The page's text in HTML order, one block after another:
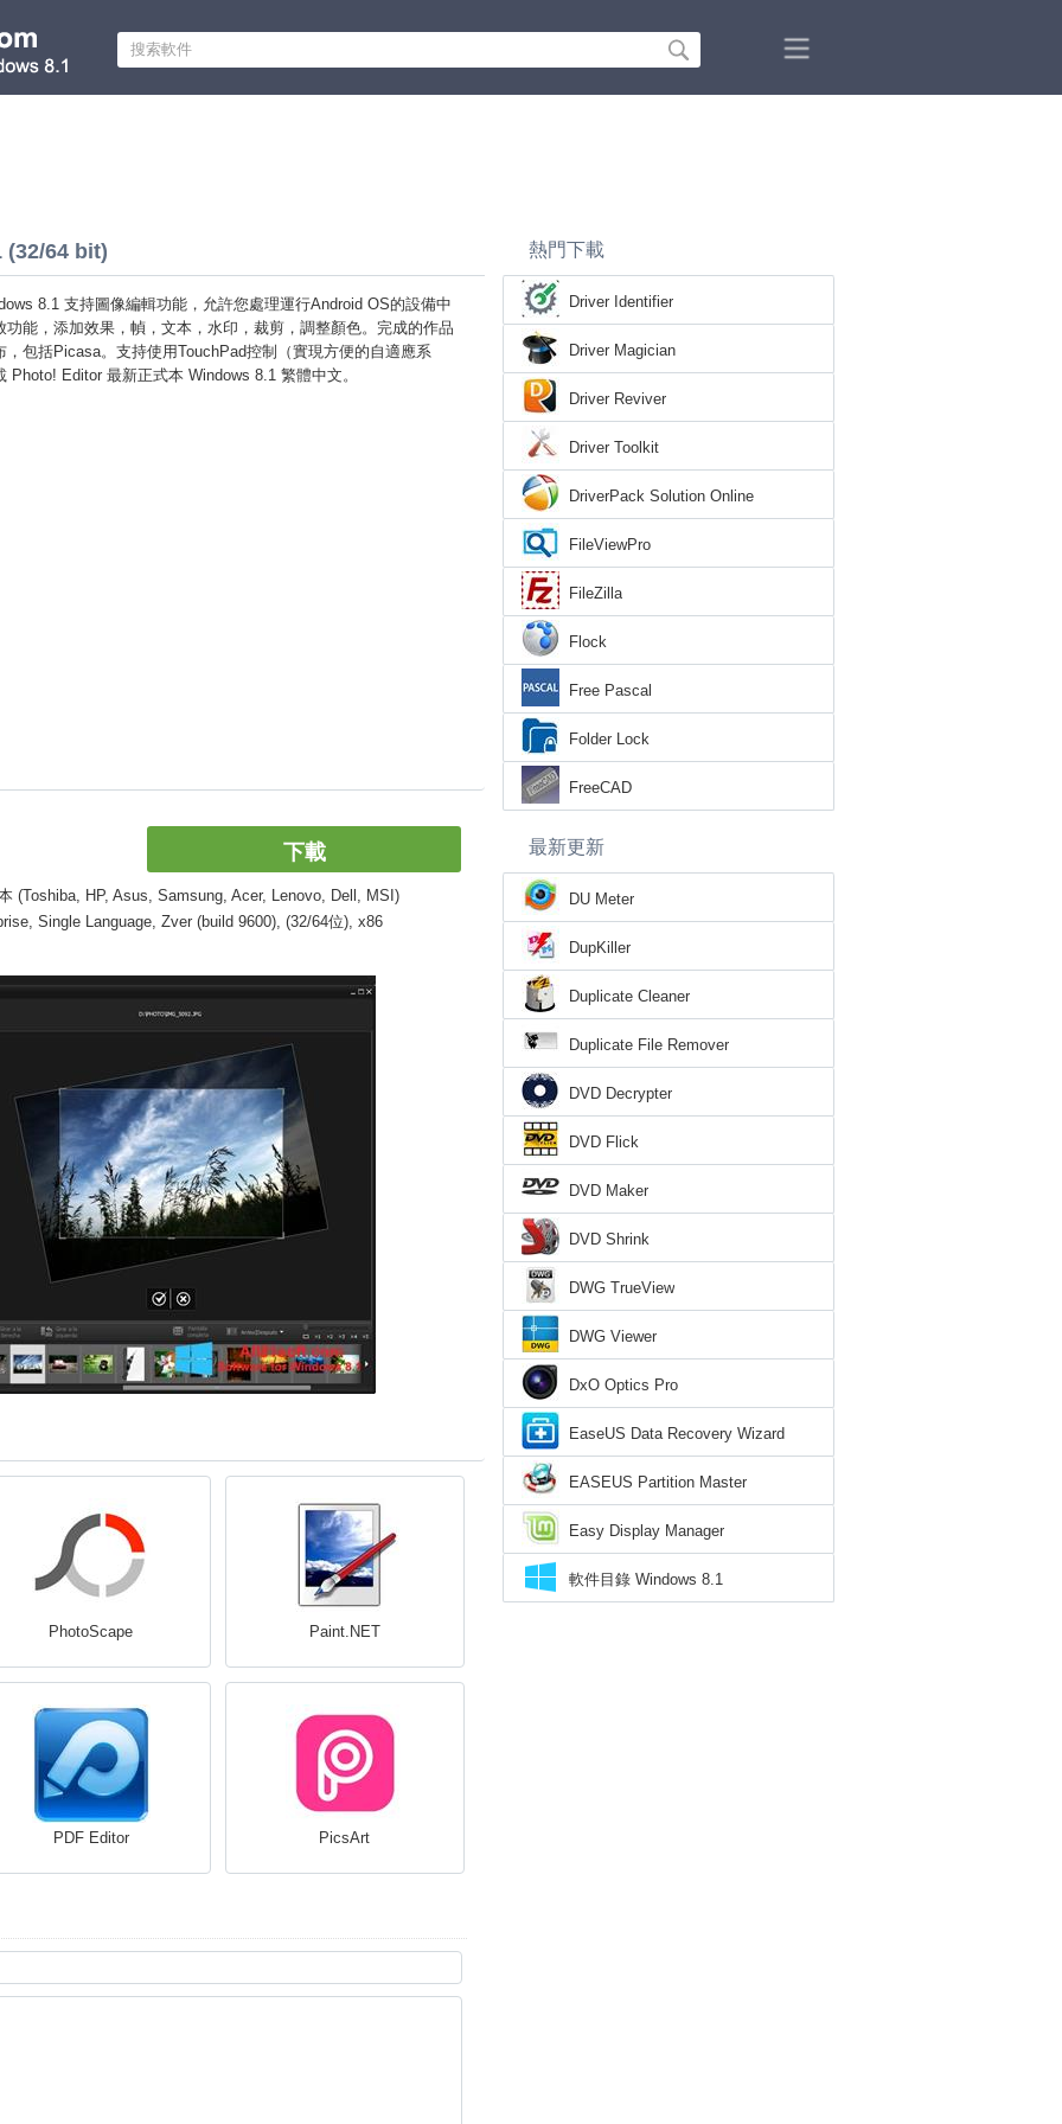
64 bit)
8.1 支持圖像編輯功能，允許您處理運行Android OS的設備中
功能，添加效果，幀，文本，水印，裁剪，調整顏色。完成的作品
，包括Picasa。支持使用TouchPad控制（實現方便的自適應系
Photo! Editor 最新正式本 Windows 8.1 繁體中文。
下載
(Toshiba, HP, Asus, Samsung, Acer, Lenovo, Dell, MSI)
Single Language, Zver (build 9600), (32/64位), x86
PhotoScape Paint.NET
PDF Editor PicsArt
熱門下載
Driver Identifier
Driver Magician
Driver Reviver
Driver Toolkit
DriverPack Solution Online
FileViewPro
FileZilla
Flock
Free Pascal
Folder Lock
FreeCAD
最新更新
DU Meter
DupKiller
Duplicate Cleaner
Duplicate File Remover
DVD Decrypter
DVD Flick
DVD Maker
DVD Shrink
DWG TrueView
DWG Viewer
DxO Optics Pro
EaseUS Data Recovery Wizard
EASEUS Partition Master
Easy Display Manager
軟件目錄 Windows 8.1